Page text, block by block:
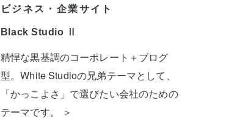
ビジネス・企業サイト
Black Studio Ⅱ
精悍な黒基調のコーポレート＋ブログ
型。White Studioの兄弟テーマとして、
「かっこよさ」で選びたい会社のための
テーマです。 ＞